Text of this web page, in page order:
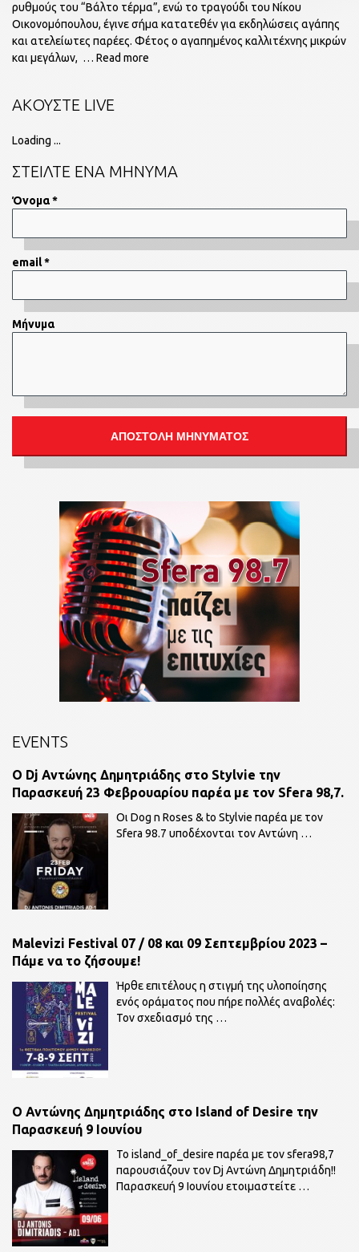
ρυθμούς του “Βάλτο τέρμα”, ενώ το τραγούδι του Νίκου
Οικονομόπουλου, έγινε σήμα κατατεθέν για εκδηλώσεις αγάπης
και ατελείωτες παρέες. Φέτος ο αγαπημένος καλλιτέχνης μικρών
και μεγάλων, … Read more
ΑΚΟΥΣΤΕ LIVE
Loading ...
ΣΤΕΙΛΤΕ ΕΝΑ ΜΗΝΥΜΑ
Όνομα *
email *
Μήνυμα
EVENTS
O Dj Αντώνης Δημητριάδης στο Stylvie την
Παρασκευή 23 Φεβρουαρίου παρέα με τον Sfera 98,7.
Οι Dog n Roses & to Stylvie παρέα με τον
Sfera 98.7 υποδέχονται τον Αντώνη …
Malevizi Festival 07 / 08 και 09 Σεπτεμβρίου 2023 –
Πάμε να το ζήσουμε!
Ήρθε επιτέλους η στιγμή της υλοποίησης
ενός οράματος που πήρε πολλές αναβολές:
Τον σχεδιασμό της …
O Αντώνης Δημητριάδης στο Island of Desire την
Παρασκευή 9 Ιουνίου
To island_of_desire παρέα με τον sfera98,7
παρουσιάζουν τον Dj Αντώνη Δημητριάδη!!
Παρασκευή 9 Ιουνίου ετοιμαστείτε …